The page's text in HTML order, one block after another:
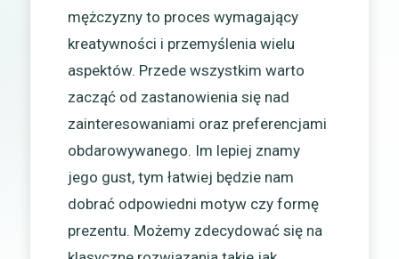
mężczyzny to proces wymagający
kreatywności i przemyślenia wielu
aspektów. Przede wszystkim warto
zacząć od zastanowienia się nad
zainteresowaniami oraz preferencjami
obdarowywanego. Im lepiej znamy
jego gust, tym łatwiej będzie nam
dobrać odpowiedni motyw czy formę
prezentu. Możemy zdecydować się na